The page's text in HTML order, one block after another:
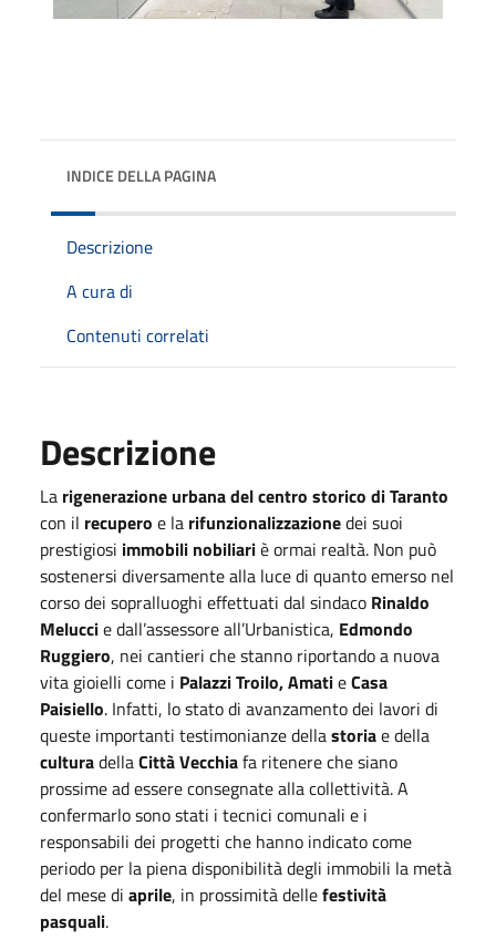
INDICE DELLA PAGINA
Descrizione
A cura di
Contenuti correlati
Descrizione
La rigenerazione urbana del centro storico di Taranto
con il recupero e la rifunzionalizzazionedei suoi
prestigiosi immobili nobiliariè ormai realtà. Non può
sostenersi diversamente alla luce di quanto emerso nel
corso dei sopralluoghi effettuati dal sindaco Rinaldo
Meluccie dall’assessore all’Urbanistica, Edmondo
Ruggiero, nei cantieri che stanno riportando a nuova
vita gioielli come i Palazzi Troilo, AmatieCasa
Paisiello. Infatti, lo stato di avanzamento dei lavori di
queste importanti testimonianze dellastoriae della
culturadellaCittà Vecchiafa ritenere che siano
prossime ad essere consegnate alla collettività. A
confermarlo sono stati i tecnici comunali e i
responsabili dei progetti che hanno indicato come
periodo per la piena disponibilità degli immobili la metà
del mese di aprile, in prossimità dellefestività
pasquali.